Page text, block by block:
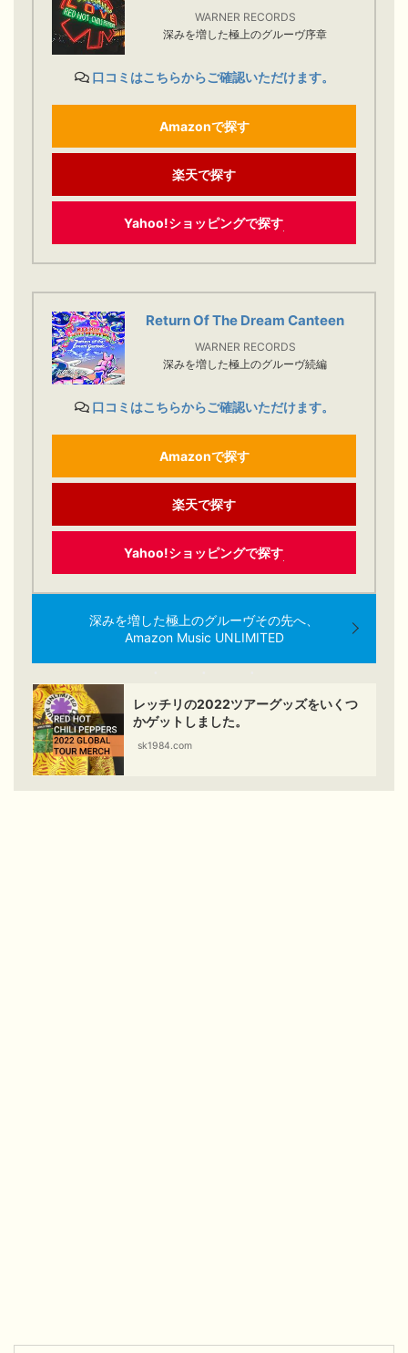
WARNER RECORDS
深みを増した極上のグルーヴ序章
口コミはこちらからご確認いただけます。
Amazonで探す
楽天で探す
Yahoo!ショッピングで探す
Return Of The Dream Canteen
WARNER RECORDS
深みを増した極上のグルーヴ続編
口コミはこちらからご確認いただけます。
Amazonで探す
楽天で探す
Yahoo!ショッピングで探す
深みを増した極上のグルーヴその先へ、
Amazon Music UNLIMITED
レッチリの2022ツアーグッズをいくつ
かゲットしました。
sk1984.com